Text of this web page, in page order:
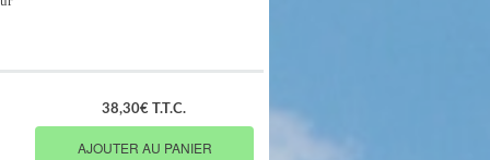
38,30€ T.T.C.
AJOUTER AU PANIER